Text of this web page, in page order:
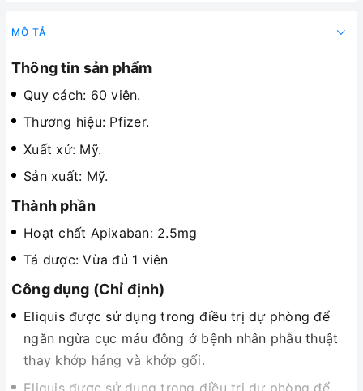
MÔ TẢ
Thông tin sản phẩm
Quy cách: 60 viên.
Thương hiệu: Pfizer.
Xuất xứ: Mỹ.
Sản xuất: Mỹ.
Thành phần
Hoạt chất Apixaban: 2.5mg
Tá dược: Vừa đủ 1 viên
Công dụng (Chỉ định)
Eliquis được sử dụng trong điều trị dự phòng để
ngăn ngừa cục máu đông ở bệnh nhân phẫu thuật
thay khớp háng và khớp gối.
Eliquis được sử dụng trong điều trị dự phòng để